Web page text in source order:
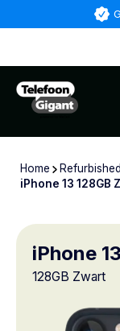
Home
iPhone 13 128GB
iPhone 13
128GB Zwart